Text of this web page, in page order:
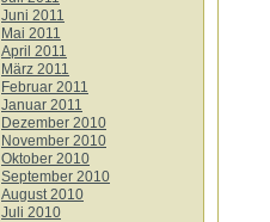
Juni 2011
Mai 2011
April 2011
März 2011
Februar 2011
Januar 2011
Dezember 2010
November 2010
Oktober 2010
September 2010
August 2010
Juli 2010